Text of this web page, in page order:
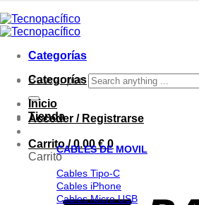
Categorías
Buscar por:
Acceder / Registrarse
Carrito /0.00€ 0
Carrito
Categorías
Inicio
Tienda
CABLES DE MOVIL
Cables Tipo-C
Cables iPhone
Cables Micro USB